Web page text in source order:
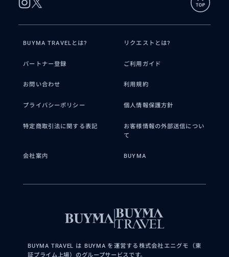
BUYMA TRAVELとは? リクエストとは?
パートナー登録 ご利用ガイド
お問い合わせ 利用規約
プライバシーポリシー 個人情報保護方針
特定商取引法に関する表記
お客様情報の外部送信につい
て
会社案内 BUYMA
BUYMA TRAVEL は BUYMA を運営する株式会社エニグモ（東
証プライム上場）のグループサービスです。